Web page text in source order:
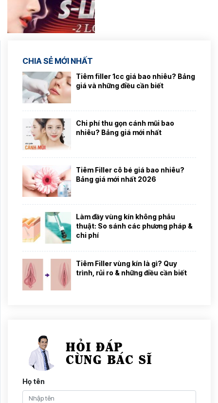
CHIA SẺ MỚI NHẤT
Tiêm filler 1cc giá bao nhiêu? Bảng
giá và những điều cần biết
Chi phí thu gọn cánh mũi bao
nhiêu? Bảng giá mới nhất
Tiêm Filler cô bé giá bao nhiêu?
Bảng giá mới nhất 2026
Làm đầy vùng kín không phẫu
thuật: So sánh các phương pháp &
chi phí
Tiêm Filler vùng kín là gì? Quy
trình, rủi ro & những điều cần biết
Họ tên